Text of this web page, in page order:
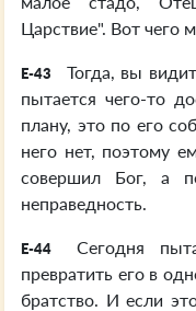
Царствие". Вот чего
E-43
Тогда, вы
пытается чего-то
плану, это по его
него нет, поэтому
совершил Бог, а
неправедность.
E-44
Сегодня
превратить его в
братство. И если